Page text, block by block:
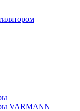
VARMANN